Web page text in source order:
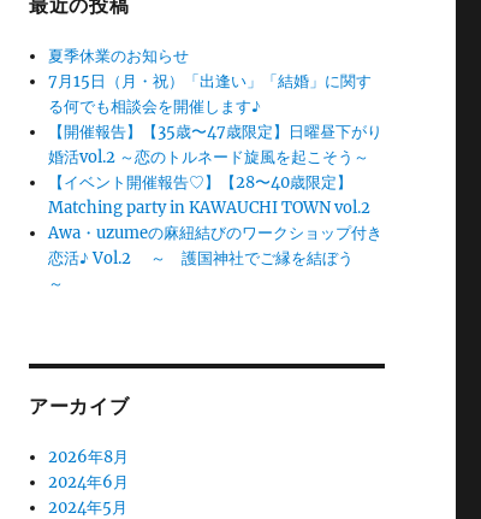
最近の投稿
夏季休業のお知らせ
7月15日（月・祝）「出逢い」「結婚」に関す
る何でも相談会を開催します♪
【開催報告】【35歳〜47歳限定】日曜昼下がり
婚活vol.2 ～恋のトルネード旋風を起こそう～
【イベント開催報告♡】【28〜40歳限定】
Matching party in KAWAUCHI TOWN vol.2
Awa・uzumeの麻紐結びのワークショップ付き
恋活♪ Vol.2 ～ 護国神社でご縁を結ぼう
～
アーカイブ
2026年8月
2024年6月
2024年5月